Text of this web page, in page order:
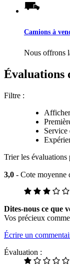
Camions à
Nous offrons
Évaluations
Filtre :
Service
Trier les évaluations
3,0 - Cote moyenne
Dites-nous ce que
Vos précieux
Écrire un
Évaluation :